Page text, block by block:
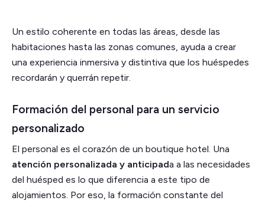
Un estilo coherente en todas las áreas, desde las
habitaciones hasta las zonas comunes, ayuda a crear
una experiencia inmersiva y distintiva que los huéspedes
recordarán y querrán repetir.
Formación del personal para un servicio
personalizado
El personal es el corazón de un boutique hotel. Una
atención personalizada y anticipada a las necesidades
del huésped es lo que diferencia a este tipo de
alojamientos. Por eso, la formación constante del